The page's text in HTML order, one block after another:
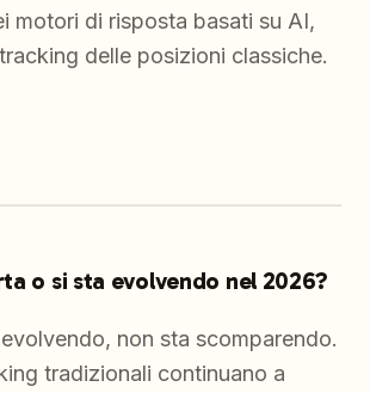
motori di risposta basati su AI,
delle posizioni classiche.
o si sta evolvendo nel 2026?
non sta scomparendo.
tradizionali continuano a